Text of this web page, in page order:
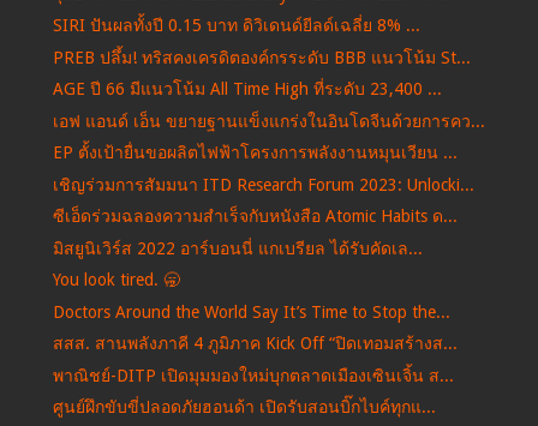
SIRI ปันผลทั้งปี 0.15 บาท ดิวิเดนด์ยีลด์เฉลี่ย 8% ...
PREB ปลึ้ม! ทริสคงเครดิตองค์กรระดับ BBB แนวโน้ม St...
AGE ปี 66 มีแนวโน้ม All Time High ที่ระดับ 23,400 ...
เอฟ แอนด์ เอ็น ขยายฐานแข็งแกร่งในอินโดจีนด้วยการคว...
EP ตั้งเป้ายื่นขอผลิตไฟฟ้าโครงการพลังงานหมุนเวียน ...
เชิญร่วมการสัมมนา ITD Research Forum 2023: Unlocki...
ซีเอ็ดร่วมฉลองความสำเร็จกับหนังสือ Atomic Habits ด...
มิสยูนิเวิร์ส 2022 อาร์บอนนี่ แกเบรียล ได้รับคัดเล...
You look tired. 🥱
Doctors Around the World Say It’s Time to Stop the...
สสส. สานพลังภาคี 4 ภูมิภาค Kick Off “ปิดเทอมสร้างส...
พาณิชย์-DITP เปิดมุมมองใหม่บุกตลาดเมืองเซินเจิ้น ส...
ศูนย์ฝึกขับขี่ปลอดภัยฮอนด้า เปิดรับสอนบิ๊กไบค์ทุกแ...